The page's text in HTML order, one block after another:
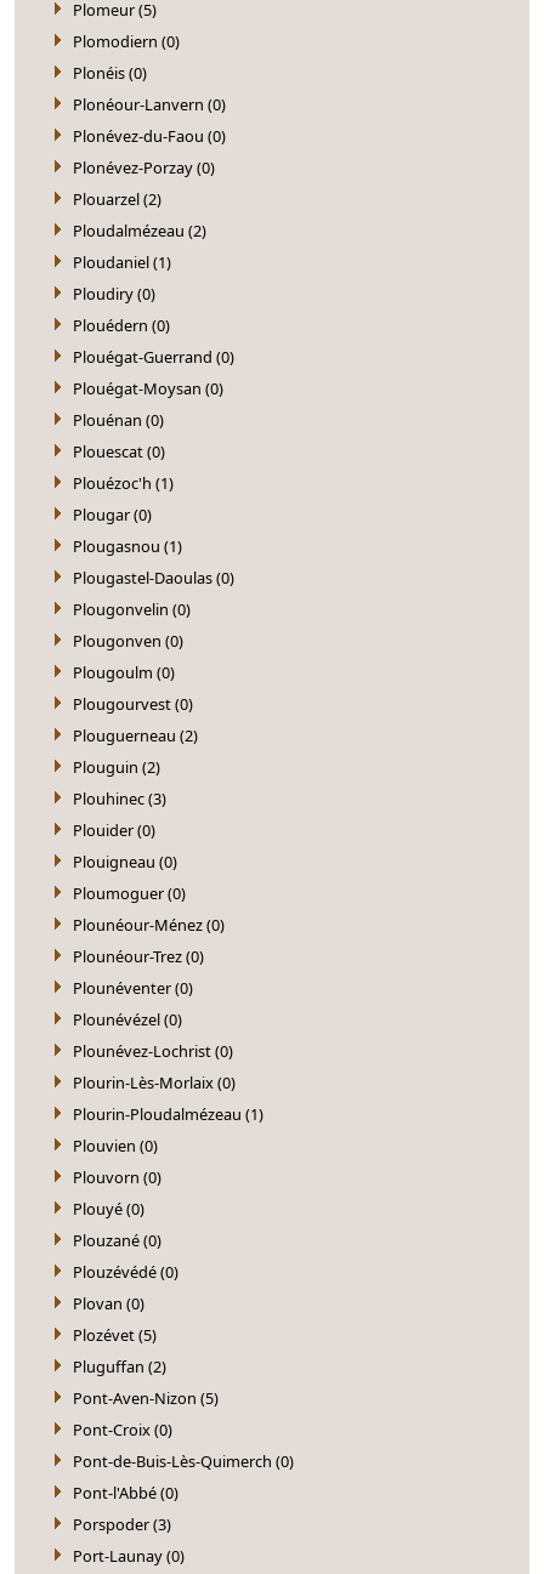
Plomeur (5)
Plomodiern (0)
Plonéis (0)
Plonéour-Lanvern (0)
Plonévez-du-Faou (0)
Plonévez-Porzay (0)
Plouarzel (2)
Ploudalmézeau (2)
Ploudaniel (1)
Ploudiry (0)
Plouédern (0)
Plouégat-Guerrand (0)
Plouégat-Moysan (0)
Plouénan (0)
Plouescat (0)
Plouézoc'h (1)
Plougar (0)
Plougasnou (1)
Plougastel-Daoulas (0)
Plougonvelin (0)
Plougonven (0)
Plougoulm (0)
Plougourvest (0)
Plouguerneau (2)
Plouguin (2)
Plouhinec (3)
Plouider (0)
Plouigneau (0)
Ploumoguer (0)
Plounéour-Ménez (0)
Plounéour-Trez (0)
Plounéventer (0)
Plounévézel (0)
Plounévez-Lochrist (0)
Plourin-Lès-Morlaix (0)
Plourin-Ploudalmézeau (1)
Plouvien (0)
Plouvorn (0)
Plouyé (0)
Plouzané (0)
Plouzévédé (0)
Plovan (0)
Plozévet (5)
Pluguffan (2)
Pont-Aven-Nizon (5)
Pont-Croix (0)
Pont-de-Buis-Lès-Quimerch (0)
Pont-l'Abbé (0)
Porspoder (3)
Port-Launay (0)